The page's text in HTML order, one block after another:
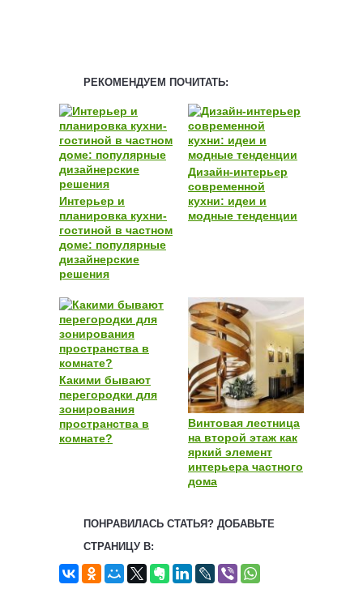
РЕКОМЕНДУЕМ ПОЧИТАТЬ:
Интерьер и
планировка кухни-
гостиной в частном
доме: популярные
дизайнерские
решения
Дизайн-интерьер
современной
кухни: идеи и
модные тенденции
Какими бывают
перегородки для
зонирования
пространства в
комнате?
Винтовая лестница
на второй этаж как
яркий элемент
интерьера частного
дома
ПОНРАВИЛАСЬ СТАТЬЯ? ДОБАВЬТЕ
СТРАНИЦУ В: